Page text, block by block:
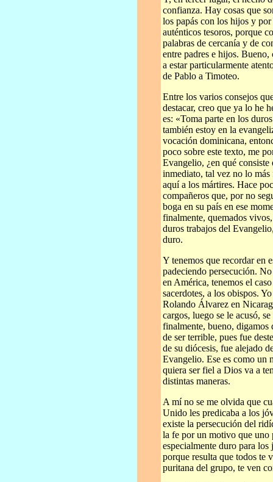
confianza. Hay cosas que
los papás con los hijos y por
auténticos tesoros, porque
palabras de cercanía y de
entre padres e hijos.
a estar particularmente
de Pablo a Timoteo.
Entre los varios consejos
destacar, creo que ya lo he
es: «Toma parte en los
también estoy en la
vocación dominicana,
poco sobre este texto, me
Evangelio, ¿en qué
inmediato, tal vez no lo
aquí a los mártires. Hace
compañeros que, por no
boga en su país en ese
finalmente, quemados
duros trabajos del
duro.
Y tenemos que recordar en
padeciendo persecución.
en América, tenemos el
sacerdotes, a los obispos.
Rolando Álvarez en
cargos, luego se le acusó,
finalmente, bueno, digamos
de ser terrible, pues fue
de su diócesis, fue alejado
Evangelio. Ese es como un
quiera ser fiel a Dios va a
distintas maneras.
A mí no se me olvida que
Unido les predicaba a los
existe la persecución del
la fe por un motivo que uno
especialmente duro para
porque resulta que todos te
puritana del grupo, te ven